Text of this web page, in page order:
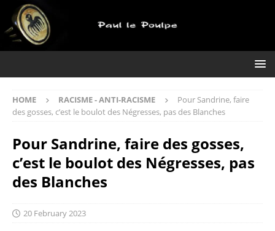
HOME RACISME - ANTI-RACISME
Pour Sandrine, faire
des gosses, c’est le boulot des Négresses, pas des Blanches
Pour Sandrine, faire des gosses,
c’est le boulot des Négresses, pas
des Blanches
20 February 2023